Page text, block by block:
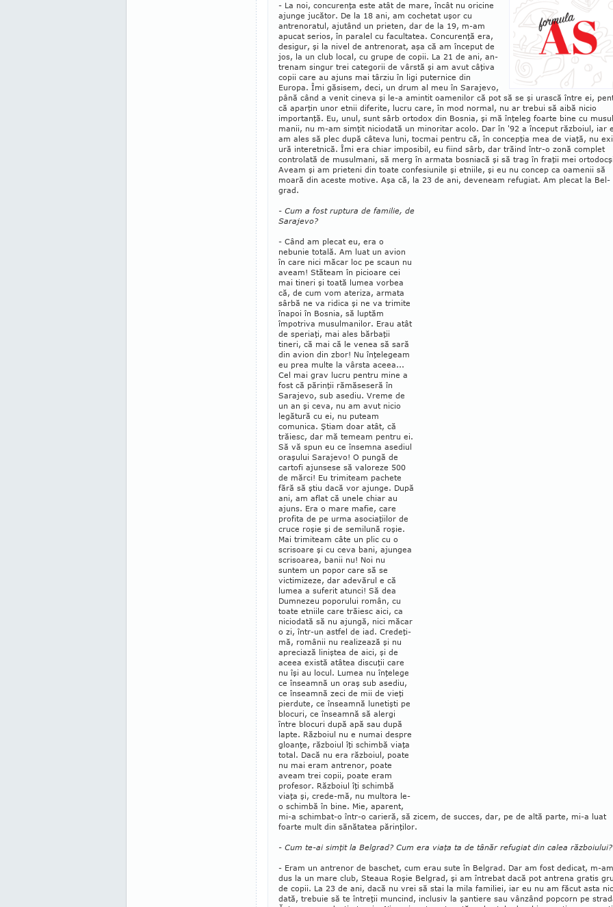
- La noi, concurenţa este atât de mare, încât nu oricine
ajunge jucător. De la 18 ani, am cochetat uşor cu
antrenoratul, ajutând un prieten, dar de la 19, m-am
apucat serios, în paralel cu facultatea. Concurenţă era,
desigur, şi la nivel de antrenorat, aşa că am început de
jos, la un club local, cu grupe de copii. La 21 de ani, an­
trenam singur trei categorii de vârstă şi am avut câţiva
copii care au ajuns mai târziu în ligi puternice din
Europa. Îmi găsisem, deci, un drum al meu în Sarajevo,
până când a venit cineva şi le-a amintit oame­nilor că pot să se şi urască între ei,
că aparţin unor etnii diferite, lucru care, în mod normal, nu ar trebui să aibă nicio
importanţă. Eu, unul, sunt sârb orto­dox din Bos­nia, şi mă înţeleg foarte bine cu
manii, nu m-am simţit niciodată un mi­noritar acolo. Dar în '92 a început răz­boiul, iar
am ales să plec după câteva luni, tocmai pentru că, în concepţia mea de viaţă, nu
ură interetnică. Îmi era chiar imposibil, eu fiind sârb, dar trăind într-o zonă complet
controlată de musul­mani, să merg în armata bos­niacă şi să trag în fraţii mei
Aveam şi am prie­teni din toate con­fe­siunile şi etniile, şi eu nu concep ca oa­menii să
moară din aceste motive. Aşa că, la 23 de ani, de­ve­neam refugiat. Am plecat la Bel­
grad.
- Cum a fost rup­­tura de familie, de
Sarajevo?
- Când am plecat eu, era o
nebunie to­ta­lă. Am luat un avion
în care nici măcar loc pe scaun nu
aveam! Stăteam în picioare cei
mai tineri şi toată lumea vor­bea
că, de cum vom ateriza, armata
sârbă ne va ridica şi ne va trimite
înapoi în Bosnia, să luptăm
împotriva musul­manilor. Erau atât
de speriaţi, mai ales bărbaţii
tineri, că mai că le venea să sară
din avion din zbor! Nu înţelegeam
eu prea multe la vârsta aceea...
Cel mai grav lucru pentru mine a
fost că părinţii rămăseseră în
Sarajevo, sub asediu. Vreme de
un an şi ceva, nu am avut nicio
legătură cu ei, nu puteam
comunica. Ştiam doar atât, că
trăiesc, dar mă temeam pentru ei.
Să vă spun eu ce însemna asediul
oraşului Sarajevo! O pun­gă de
cartofi ajunsese să valoreze 500
de mărci! Eu trimiteam pachete
fără să ştiu dacă vor ajunge. După
ani, am aflat că unele chiar au
ajuns. Era o mare mafie, care
profita de pe urma asociaţiilor de
cruce roşie şi de semilună roşie.
Mai trimiteam câte un plic cu o
scrisoare şi cu ceva bani, ajungea
scrisoarea, banii nu! Noi nu
suntem un popor care să se
victimizeze, dar adevărul e că
lumea a suferit atunci! Să dea
Dumne­zeu poporului român, cu
toate etniile care trăiesc aici, ca
niciodată să nu ajungă, nici măcar
o zi, într-un astfel de iad. Credeţi-
mă, românii nu realizează şi nu
apreciază liniştea de aici, şi de
aceea există atâtea dis­cuţii care
nu îşi au locul. Lumea nu înţelege
ce în­seamnă un oraş sub asediu,
ce înseamnă zeci de mii de vieţi
pierdute, ce înseamnă lunetişti pe
blocuri, ce înseamnă să alergi
între blocuri după apă sau după
lapte. Războiul nu e numai despre
gloanţe, războiul îţi schimbă viaţa
total. Dacă nu era războiul, poate
nu mai eram antrenor, poate
aveam trei copii, poate eram
profesor. Războiul îţi schimbă
viaţa şi, crede-mă, nu multora le-
o schimbă în bine. Mie, aparent,
mi-a schim­­bat-o într-o carieră, să zicem, de succes, dar, pe de altă parte, mi-a luat
foarte mult din sănătatea pă­rinţilor.
- Cum te-ai simţit la Belgrad? Cum era viaţa ta de tânăr refugiat din calea războiului?
- Eram un antrenor de baschet, cum erau sute în Belgrad. Dar am fost dedi­cat, m-am
dus la un mare club, Steaua Roşie Belgrad, şi am întrebat dacă pot an­trena gratis
de copii. La 23 de ani, dacă nu vrei să stai la mila familiei, iar eu nu am făcut asta
dată, trebuie să te întreţii muncind, inclusiv la şan­tiere sau vânzând popcorn pe